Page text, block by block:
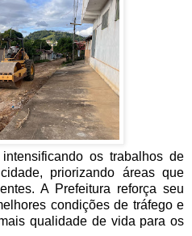
os trabalhos de
priorizando áreas que
A Prefeitura reforça seu
condições de tráfego e
qualidade de vida para os